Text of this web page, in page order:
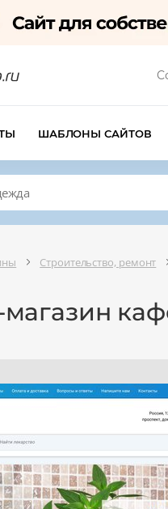
ШАБЛОНЫ САЙТОВ
Строительство, ремонт